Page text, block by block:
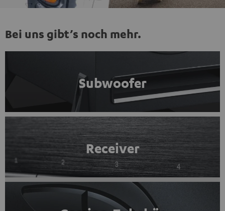
Bei uns gibt’s noch mehr.
Subwoofer
Receiver